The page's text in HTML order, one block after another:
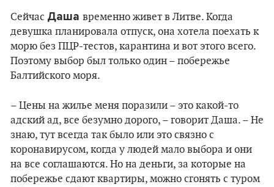
Сейчас Даша временно живет в Литве. Когда
девушка планировала отпуск, она хотела поехать к
морю без ПЦР-тестов, карантина и вот этого всего.
Поэтому выбор был только один – побережье
Балтийского моря.
– Цены на жилье меня поразили – это какой-то
адский ад, все безумно дорого, – говорит Даша. – Не
знаю, тут всегда так было или это связно с
коронавирусом, когда у людей мало выбора и они
на все соглашаются. Но на деньги, за которые на
побережье сдают квартиры, можно сгонять с туром